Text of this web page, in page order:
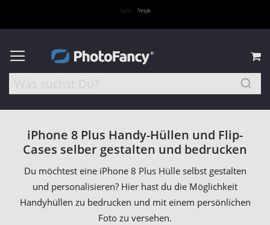
iPhone 8 Plus Handy-Hüllen und Flip-
Cases selber gestalten und bedrucken
Du möchtest eine iPhone 8 Plus Hülle selbst gestalten
und personalisieren? Hier hast du die Möglichkeit
Handyhüllen zu bedrucken und mit einem persönlichen
Foto zu versehen.